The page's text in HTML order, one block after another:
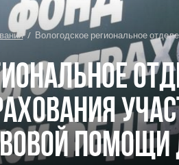
/ Вологодское региональное
помощи